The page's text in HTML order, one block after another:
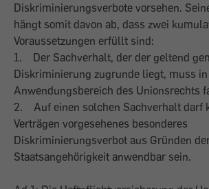
Diskriminierungsverbote vorsehen.
hängt somit davon ab, dass zwei
Voraussetzungen erfüllt sind:
1. Der Sachverhalt, der der geltend
Diskriminierung zugrunde liegt, muss in
Anwendungsbereich des Unionsrechts
2. Auf einen solchen Sachverhalt darf
Verträgen vorgesehenes besonderes
Diskriminierungsverbot aus Gründen
Staatsangehörigkeit anwendbar sein.